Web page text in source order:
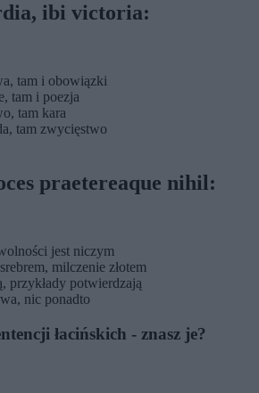
ibi victoria:
tam i obowiązki
tam i poezja
tam kara
tam zwycięstwo
praetereaque nihil:
jest niczym
milczenie złotem
przykłady potwierdzają
nic ponadto
łacińskich - znasz je?